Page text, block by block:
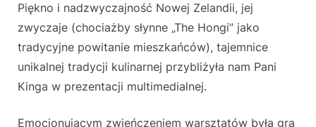
Piękno i nadzwyczajność Nowej Zelandii, jej
zwyczaje (chociażby słynne „The Hongi” jako
tradycyjne powitanie mieszkańców), tajemnice
unikalnej tradycji kulinarnej przybliżyła nam Pani
Kinga w prezentacji multimedialnej.
Emocjonującym zwieńczeniem warsztatów była gra